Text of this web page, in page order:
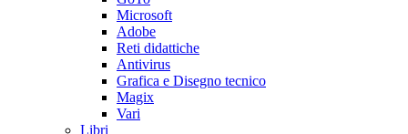
Microsoft
Adobe
Reti didattiche
Antivirus
Grafica e Disegno tecnico
Magix
Vari
Libri